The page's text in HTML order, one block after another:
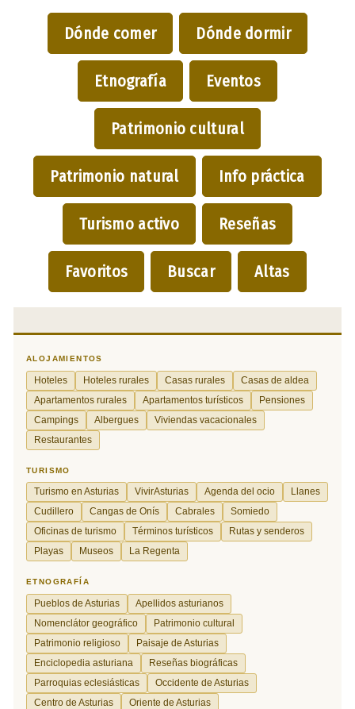
Dónde comer Dónde dormir
Etnografía Eventos
Patrimonio cultural
Patrimonio natural Info práctica
Turismo activo Reseñas
Favoritos Buscar Altas